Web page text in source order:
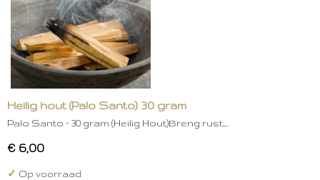
Heilig hout (Palo Santo) 30 gram
Palo Santo – 30 gram (Heilig Hout)Breng rust,…
€ 6,00
✓ Op voorraad